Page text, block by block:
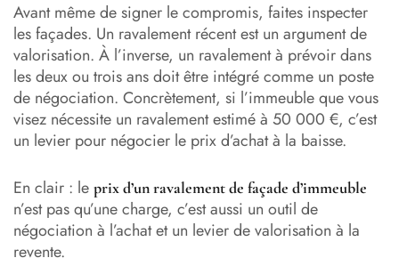
Avant même de signer le compromis, faites inspecter
les façades. Un ravalement récent est un argument de
valorisation. À l’inverse, un ravalement à prévoir dans
les deux ou trois ans doit être intégré comme un poste
de négociation. Concrètement, si l’immeuble que vous
visez nécessite un ravalement estimé à 50 000 €, c’est
un levier pour négocier le prix d’achat à la baisse.
En clair : le prix d’un ravalement de façade d’immeuble
n’est pas qu’une charge, c’est aussi un outil de
négociation à l’achat et un levier de valorisation à la
revente.